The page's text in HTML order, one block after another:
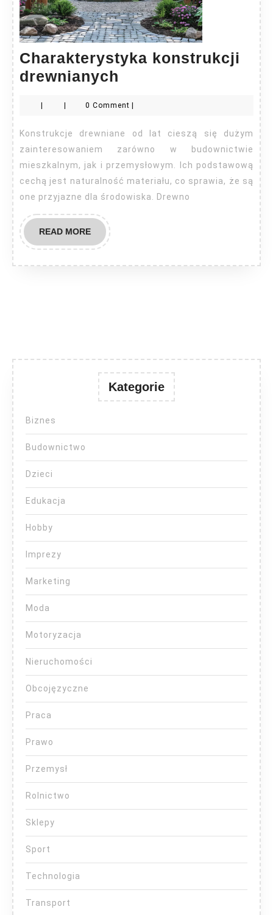
Charakterystyka konstrukcji
drewnianych
drewnianych
0 Comment
Konstrukcje drewniane od lat cieszą się dużym
zainteresowaniem zarówno w budownictwie
mieszkalnym, jak i przemysłowym. Ich podstawową
cechą jest naturalność materiału, co sprawia, że są
one przyjazne dla środowiska. Drewno
READ MOREREAD
MORE
Kategorie
Biznes
Budownictwo
Dzieci
Edukacja
Hobby
Imprezy
Marketing
Moda
Motoryzacja
Nieruchomości
Obcojęzyczne
Praca
Prawo
Przemysł
Rolnictwo
Sklepy
Sport
Technologia
Transport